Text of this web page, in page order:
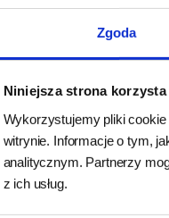
Zgoda
Niniejsza strona
Wykorzystujemy pliki
witrynie. Informacje o tym,
analitycznym. Partnerzy
z ich usług.
produkt
95,00